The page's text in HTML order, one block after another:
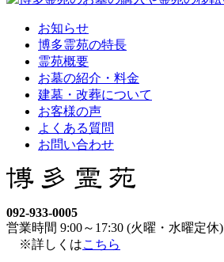
お知らせ
博多霊苑の特長
霊苑概要
お墓の紹介・料金
建墓・改葬について
お客様の声
よくある質問
お問い合わせ
092-933-0005
営業時間 9:00～17:30 (火曜・水曜定休)
※詳しくはこちら